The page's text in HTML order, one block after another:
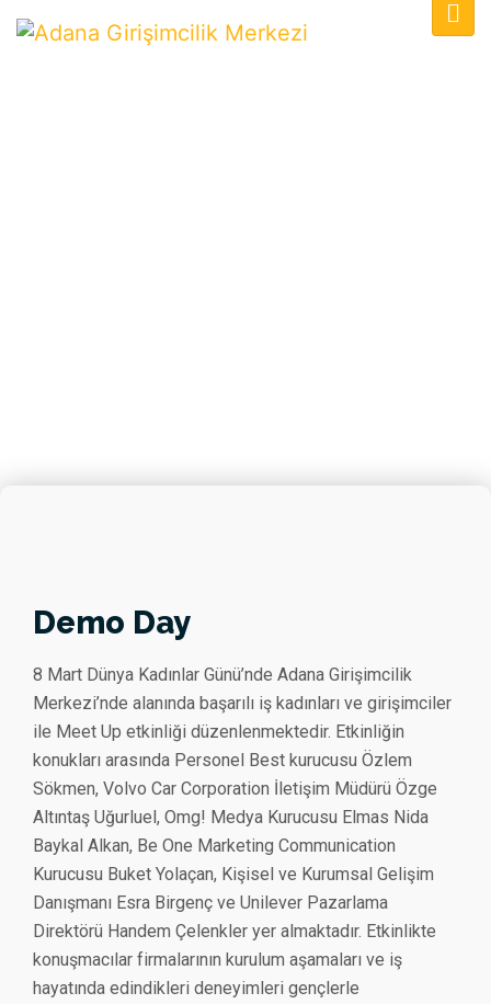
Demo Day
8 Mart Dünya Kadınlar Günü’nde Adana Girişimcilik
Merkezi’nde alanında başarılı iş kadınları ve girişimciler
ile Meet Up etkinliği düzenlenmektedir. Etkinliğin
konukları arasında Personel Best kurucusu Özlem
Sökmen, Volvo Car Corporation İletişim Müdürü Özge
Altıntaş Uğurluel, Omg! Medya Kurucusu Elmas Nida
Baykal Alkan, Be One Marketing Communication
Kurucusu Buket Yolaçan, Kişisel ve Kurumsal Gelişim
Danışmanı Esra Birgenç ve Unilever Pazarlama
Direktörü Handem Çelenkler yer almaktadır. Etkinlikte
konuşmacılar firmalarının kurulum aşamaları ve iş
hayatında edindikleri deneyimleri gençlerle